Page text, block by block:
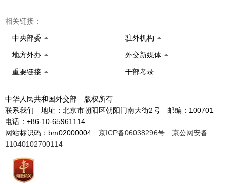
相关链接：
中央部委 驻外机构
地方外办 外交新媒体
重要链接 干部考录
中华人民共和国外交部 版权所有
联系我们 地址：北京市朝阳区朝阳门南大街2号 邮编：100701
电话：+86-10-65961114
网站标识码：bm02000004 京ICP备06038296号
京公网安备
11040102700114